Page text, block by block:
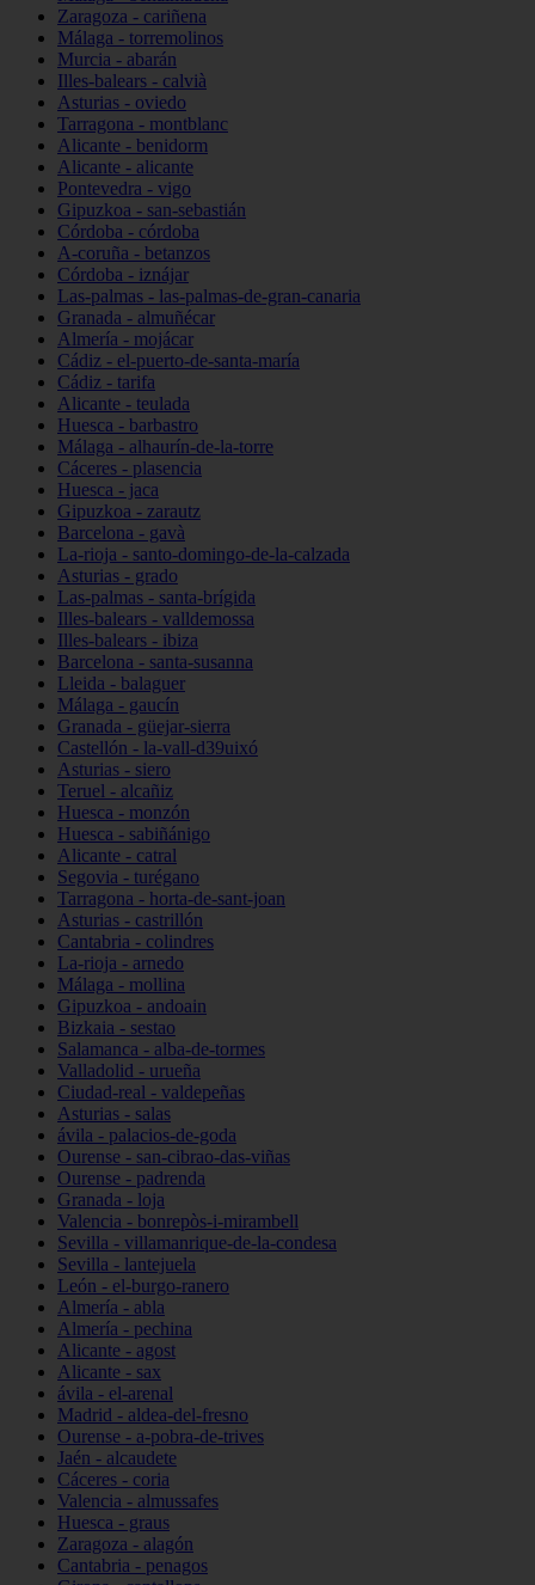
Zaragoza - cariñena
Málaga - torremolinos
Murcia - abarán
Illes-balears - calvià
Asturias - oviedo
Tarragona - montblanc
Alicante - benidorm
Alicante - alicante
Pontevedra - vigo
Gipuzkoa - san-sebastián
Córdoba - córdoba
A-coruña - betanzos
Córdoba - iznájar
Las-palmas - las-palmas-de-gran-canaria
Granada - almuñécar
Almería - mojácar
Cádiz - el-puerto-de-santa-maría
Cádiz - tarifa
Alicante - teulada
Huesca - barbastro
Málaga - alhaurín-de-la-torre
Cáceres - plasencia
Huesca - jaca
Gipuzkoa - zarautz
Barcelona - gavà
La-rioja - santo-domingo-de-la-calzada
Asturias - grado
Las-palmas - santa-brígida
Illes-balears - valldemossa
Illes-balears - ibiza
Barcelona - santa-susanna
Lleida - balaguer
Málaga - gaucín
Granada - güejar-sierra
Castellón - la-vall-d39uixó
Asturias - siero
Teruel - alcañiz
Huesca - monzón
Huesca - sabiñánigo
Alicante - catral
Segovia - turégano
Tarragona - horta-de-sant-joan
Asturias - castrillón
Cantabria - colindres
La-rioja - arnedo
Málaga - mollina
Gipuzkoa - andoain
Bizkaia - sestao
Salamanca - alba-de-tormes
Valladolid - urueña
Ciudad-real - valdepeñas
Asturias - salas
ávila - palacios-de-goda
Ourense - san-cibrao-das-viñas
Ourense - padrenda
Granada - loja
Valencia - bonrepòs-i-mirambell
Sevilla - villamanrique-de-la-condesa
Sevilla - lantejuela
León - el-burgo-ranero
Almería - abla
Almería - pechina
Alicante - agost
Alicante - sax
ávila - el-arenal
Madrid - aldea-del-fresno
Ourense - a-pobra-de-trives
Jaén - alcaudete
Cáceres - coria
Valencia - almussafes
Huesca - graus
Zaragoza - alagón
Cantabria - penagos